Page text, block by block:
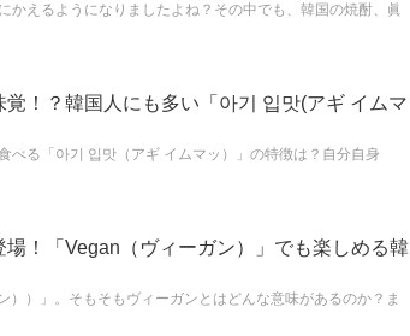
かえるようになりましたよね？その中でも、韓国の焼酎、眞
！？韓国人にも多い「아기 입맛(アギ イムマ
べる「아기 입맛（アギ イムマッ）」の特徴は？自分自身
！「Vegan（ヴィーガン）」でも楽しめる韓
））」。そもそもヴィーガンとはどんな意味があるのか？ま